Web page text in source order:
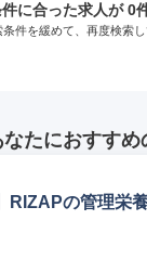
に合った求人が 0
条件を緩めて、再度検索
なたにおすすめ
RIZAPの管理栄